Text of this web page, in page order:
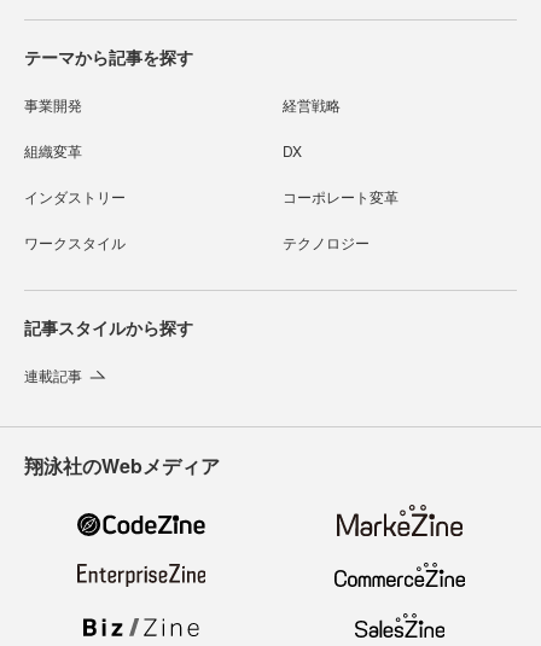
テーマから記事を探す
事業開発 経営戦略
組織変革 DX
インダストリー コーポレート変革
ワークスタイル テクノロジー
記事スタイルから探す
連載記事
翔泳社のWebメディア